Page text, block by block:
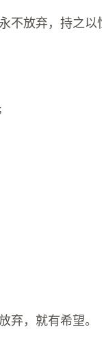
不放弃，持之以
弃，就有希望。